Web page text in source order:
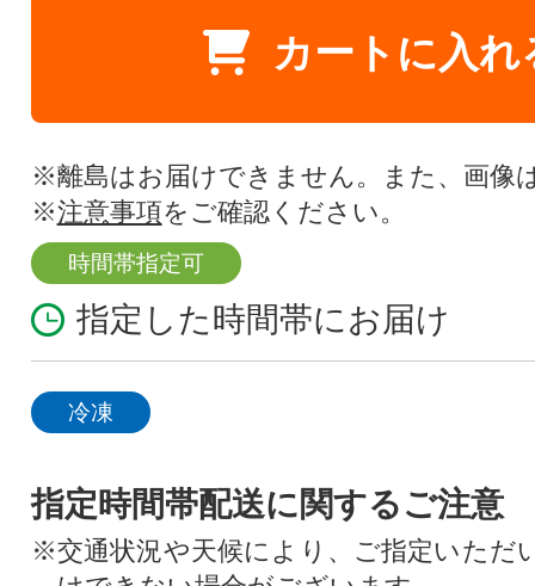
カートに入れ
※離島はお届けできません。また、画像
※注意事項をご確認ください。
時間帯指定可
指定した時間帯にお届け
冷凍
指定時間帯配送に関するご注意
※交通状況や天候により、ご指定いただ